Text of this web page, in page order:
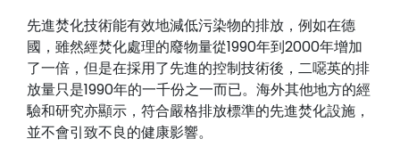
先進焚化技術能有效地減低污染物的排放，例如在德
國，雖然經焚化處理的廢物量從1990年到2000年增加
了一倍，但是在採用了先進的控制技術後，二噁英的排
放量只是1990年的一千份之一而已。海外其他地方的經
驗和研究亦顯示，符合嚴格排放標準的先進焚化設施，
並不會引致不良的健康影響。